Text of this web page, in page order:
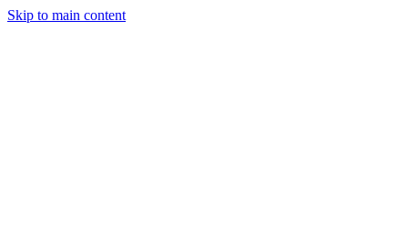
Skip to main content